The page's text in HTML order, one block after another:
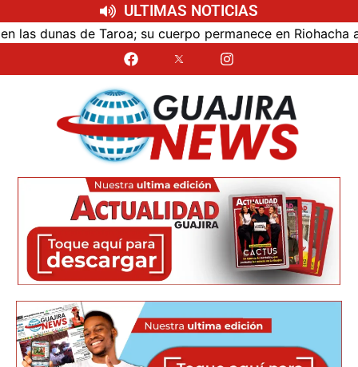
ULTIMAS NOTICIAS
de Taroa; su cuerpo permanece en Riohacha a la